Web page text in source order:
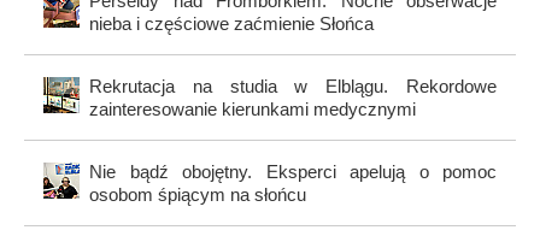
nieba i częściowe zaćmienie Słońca
Rekrutacja na studia w Elblągu. Rekordowe
zainteresowanie kierunkami medycznymi
Nie bądź obojętny. Eksperci apelują o pomoc
osobom śpiącym na słońcu